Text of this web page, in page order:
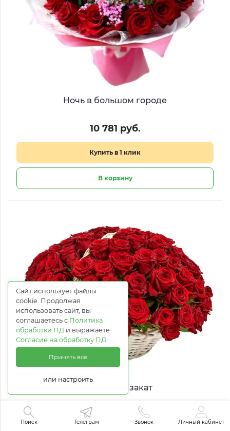
Ночь в большом городе
10 781 руб.
Купить в 1 клик
В корзину
Рубиновый закат
38 285 руб.
Поиск Телеграм Звонок Личный кабинет
Сайт использует файлы
cookie. Продолжая
использовать сайт, вы
соглашаетесь с Политика
обработки ПД и выражаете
Согласие на обработку ПД
Принять все
или настроить